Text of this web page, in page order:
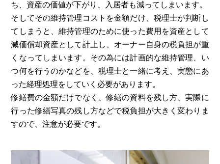
ち、資産の価値が下がり、入居者も減ってしまいます。
そしてその維持管理コストを金額だけ、税理士が判断し
てしまうと、維持管理のために使った費用を資産として
減価償却資産として計上し、オーナー自身の税負担が重
くなってしまいます。その為には計画的な維持管理、い
つ何を行うのかなどを、税理士と一緒に考え、実態にあ
った経理処理をしていく必要があります。
修繕費の金額だけでなく、修繕の資料を残し方、実際に
行った修繕写真の残し方などで税負担が大きく変わりま
すので、注意が必要です。